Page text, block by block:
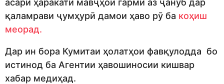
асари ҳаракати мавҷҳои гармӣ аз ҷануб дар
қаламрави ҷумҳурӣ дамои ҳаво рӯ ба коҳиш
меорад.
Дар ин бора Кумитаи ҳолатҳои фавқулодда бо
истинод ба Агентии ҳавошиносии кишвар
хабар медиҳад.